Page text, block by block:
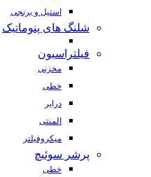
استیل و برنجی
شلنگ های پنوماتیک
فیلتراسیون
مخزنی
خطی
درایر
المنتی
میکروفیلتر
پرشر سوئیچ
خطی